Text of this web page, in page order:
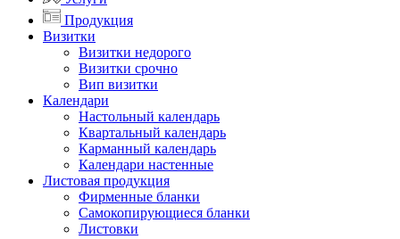
Продукция
Визитки
Визитки недорого
Визитки срочно
Вип визитки
Календари
Настольный календарь
Квартальный календарь
Карманный календарь
Календари настенные
Листовая продукция
Фирменные бланки
Самокопирующиеся бланки
Листовки